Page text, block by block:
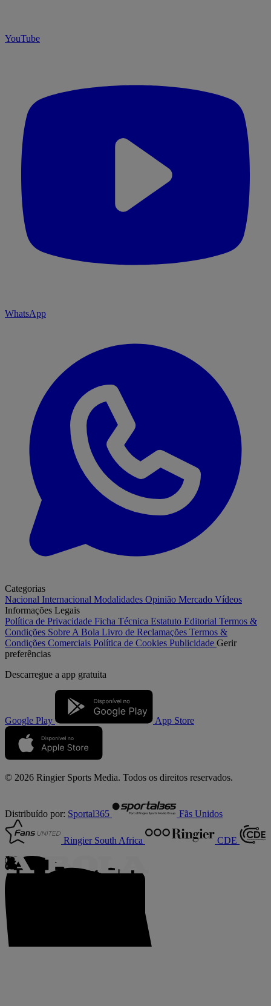
YouTube
WhatsApp
Categorias
Nacional Internacional Modalidades Opinião Mercado Vídeos
Informações Legais
Política de Privacidade Ficha Técnica Estatuto Editorial Termos &
Condições Sobre A Bola Livro de Reclamações Termos &
Condições Comerciais Política de Cookies Publicidade Gerir
preferências
Descarregue a app gratuita
Google Play App Store
© 2026 Ringier Sports Media. Todos os direitos reservados.
Distribuído por: Sportal365 Fãs Unidos
Ringier South Africa CDE